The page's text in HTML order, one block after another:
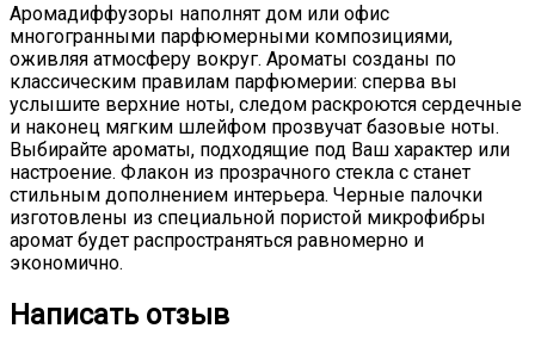
Аромадиффузоры наполнят дом или офис
многогранными парфюмерными композициями,
оживляя атмосферу вокруг. Ароматы созданы по
классическим правилам парфюмерии: сперва вы
услышите верхние ноты, следом раскроются сердечные
и наконец мягким шлейфом прозвучат базовые ноты.
Выбирайте ароматы, подходящие под Ваш характер или
настроение. Флакон из прозрачного стекла с станет
стильным дополнением интерьера. Черные палочки
изготовлены из специальной пористой микрофибры
аромат будет распространяться равномерно и
экономично.
Написать отзыв